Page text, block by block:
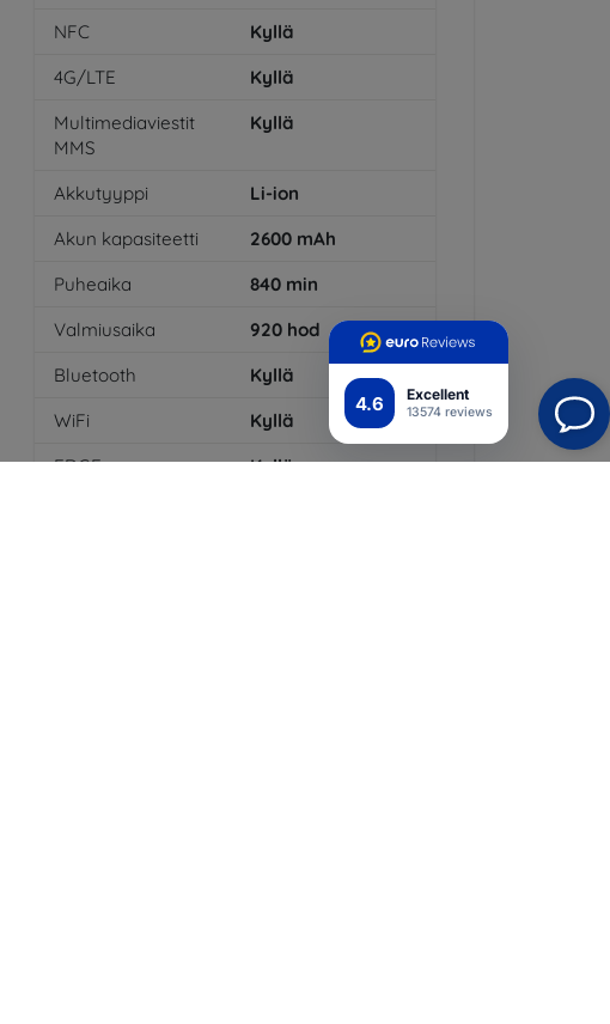
4.6 Excellent
13574 reviews
NFC
Kyllä
4G/LTE
Kyllä
Multimediaviestit
MMS
Kyllä
Akkutyyppi
Li-ion
Akun kapasiteetti
2600 mAh
Puheaika
840 min
Valmiusaika
920 hod
Bluetooth
Kyllä
WiFi
Kyllä
EDGE
Kyllä